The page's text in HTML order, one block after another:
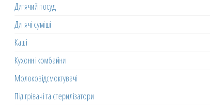
Дитячий посуд
Дитячі суміші
Каші
Кухонні комбайни
Молоковідсмоктувачі
Підігрівачі та стерилізатори